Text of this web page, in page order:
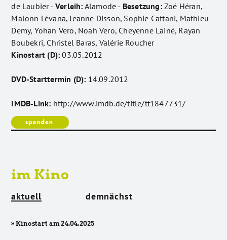
de Laubier -Verleih: Alamode - Besetzung:Zoé Héran,
Malonn Lévana, Jeanne Disson, Sophie Cattani, Mathieu
Demy, Yohan Vero, Noah Vero, Cheyenne Lainé, Rayan
Boubekri, Christel Baras, Valérie Roucher
Kinostart (D): 03.05.2012
DVD-Starttermin (D): 14.09.2012
IMDB-Link: http://www.imdb.de/title/tt1847731/
im Kino
aktuell demnächst
» Kinostart am 24.04.2025